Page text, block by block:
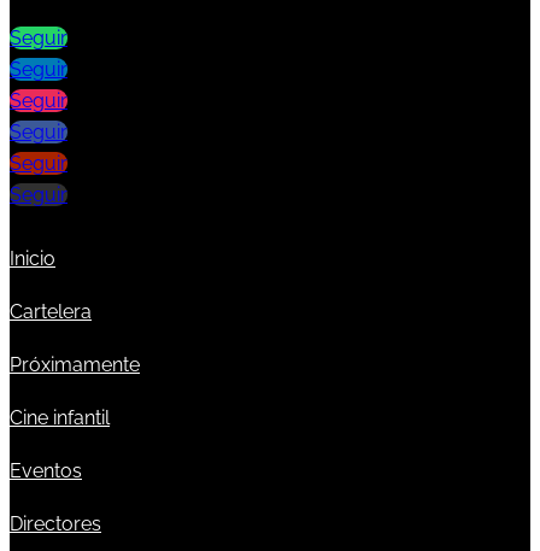
Seguir
Seguir
Seguir
Seguir
Seguir
Seguir
Inicio
Cartelera
Próximamente
Cine infantil
Eventos
Directores